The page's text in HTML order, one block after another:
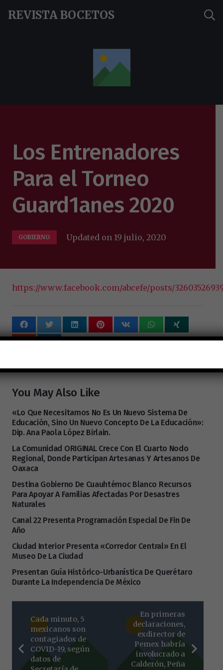
REVISTA BOCETOS
Los Entrenadores
Para el Torneo
Guard1anes 2020
GOBIERNO Updated on 19 julio, 2020
https://www.facebook.com/abcefe/posts/
You May Also Like
«Lo Que Necesitamos No Es Un Nuevo Sistema De
Educación, Sino Un Nuevo Concepto De La Educación»:
Dip. Ana Paola López Birlain.
La Comunidad ORIGINAL Crece Con El Cuarto Nodo
Regional, Donde Participan Artesanas Y Artesanos De
Oaxaca
Destina Gobierno De Cuauhtémoc Blanco Recursos
Para Apoyar A Familias Afectadas Por Desastres
Naturales
Canal 22 Presenta Programación Especial De Fin De
Año
Ciudad Interior Presenta «Corredor Central» En El
Museo De La Ciudad
Presentan Guía Histórico-Urbanística De Querétaro
Durante La Independencia De México
Cada minuto, 5
mexicanos son
contagiados de
COVID-19, según
datos de
En primeras
declaraciones,
exdirector de
Pemex habría
involucrado a
Calderón, Peña